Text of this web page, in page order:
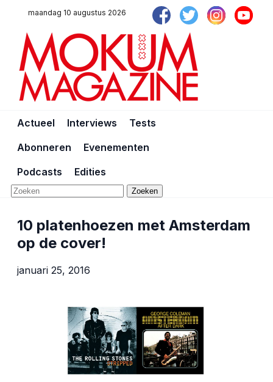
maandag 10 augustus 2026
Actueel Interviews
Tests
Abonneren
Evenementen
Podcasts
Edities
Zoeken
10 platenhoezen met Amsterdam
op de cover!
januari 25, 2016